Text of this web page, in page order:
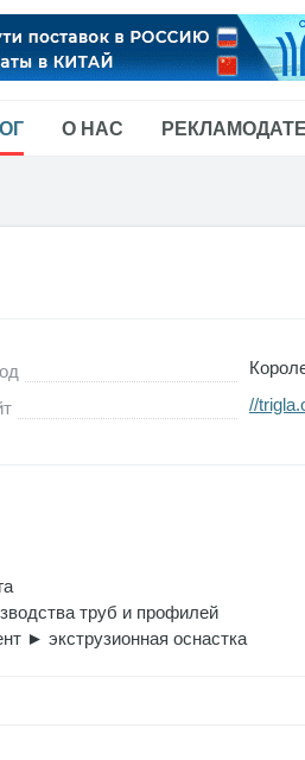
О НАС
//
труб и профилей
► экструзионная оснастка